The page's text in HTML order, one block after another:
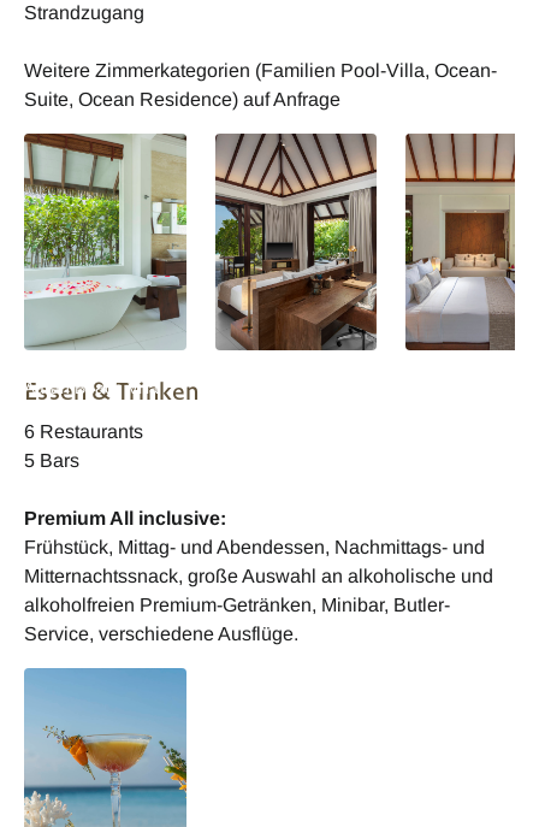
Strandzugang
Weitere Zimmerkategorien (Familien Pool-Villa, Ocean-
Suite, Ocean Residence) auf Anfrage
Aarah Beach Villa
Essen & Trinken
6 Restaurants
5 Bars
Premium All inclusive:
Frühstück, Mittag- und Abendessen, Nachmittags- und
Mitternachtssnack, große Auswahl an alkoholische und
alkoholfreien Premium-Getränken, Minibar, Butler-
Service, verschiedene Ausflüge.